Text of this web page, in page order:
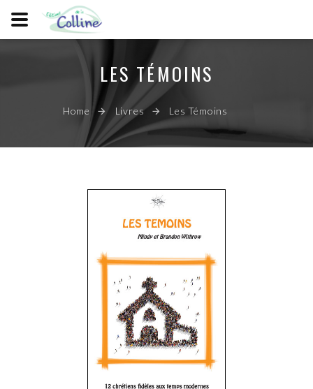
LES TÉMOINS
Home Livres Les Témoins